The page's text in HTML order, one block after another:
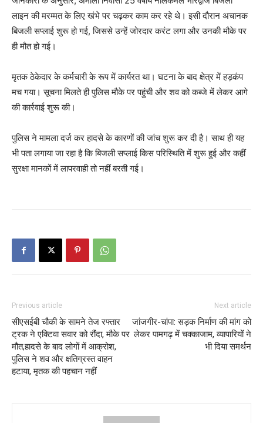
लाइन की मरम्मत के लिए खंभे पर चढ़कर काम कर रहे थे। इसी दौरान अचानक
बिजली सप्लाई शुरू हो गई, जिससे उन्हें जोरदार करंट लगा और उनकी मौके पर
ही मौत हो गई।
मृतक ठेकेदार के कर्मचारी के रूप में कार्यरत था। घटना के बाद क्षेत्र में हड़कंप
मच गया। सूचना मिलते ही पुलिस मौके पर पहुंची और शव को कब्जे में लेकर आगे
की कार्रवाई शुरू की।
पुलिस ने मामला दर्ज कर हादसे के कारणों की जांच शुरू कर दी है। साथ ही यह
भी पता लगाया जा रहा है कि बिजली सप्लाई किस परिस्थिति में शुरू हुई और कहीं
सुरक्षा मानकों में लापरवाही तो नहीं बरती गई।
Previous article
सीएसईबी चौकी के सामने तेज रफ्तार
ट्रक ने एक्टिवा सवार को रौंदा, मौके पर
मौत,हादसे के बाद लोगों में आक्रोश,
पुलिस ने शव और क्षतिग्रस्त वाहन
हटाया, मृतक की पहचान नहीं
Next article
जांजगीर-चांपा: सड़क निर्माण की मांग को
लेकर पामगढ़ में चक्काजाम, व्यापारियों ने
भी दिया समर्थन